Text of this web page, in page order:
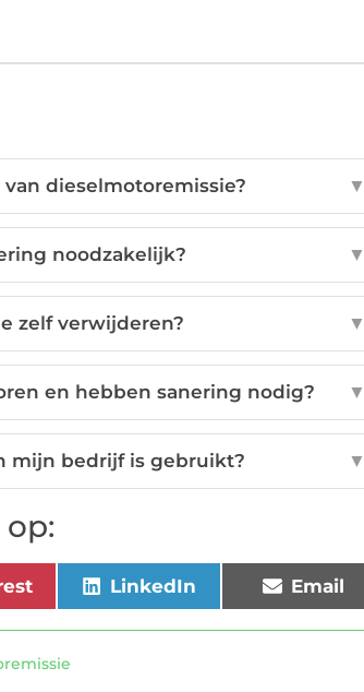
dieselmotoremissie? ▼
noodzakelijk? ▼
zelf verwijderen? ▼
en hebben sanering nodig? ▼
mijn bedrijf is gebruikt? ▼
LinkedIn Email